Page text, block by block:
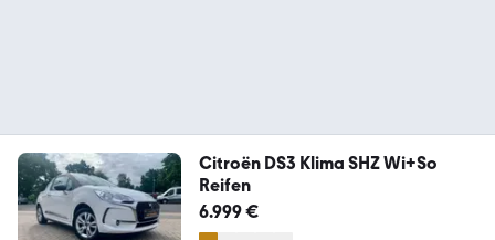
Citroën DS3 Klima SHZ Wi+So
Reifen
6.999 €